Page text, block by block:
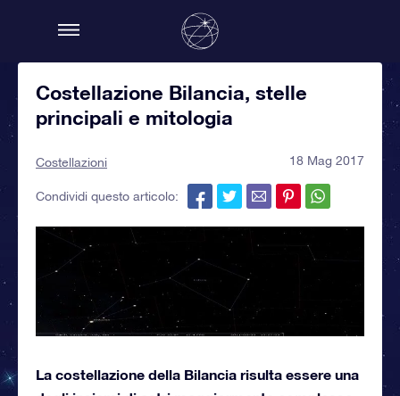
Costellazione Bilancia, stelle
principali e mitologia
Costellazioni 18 Mag 2017
Condividi questo articolo:
La costellazione della Bilancia risulta essere una